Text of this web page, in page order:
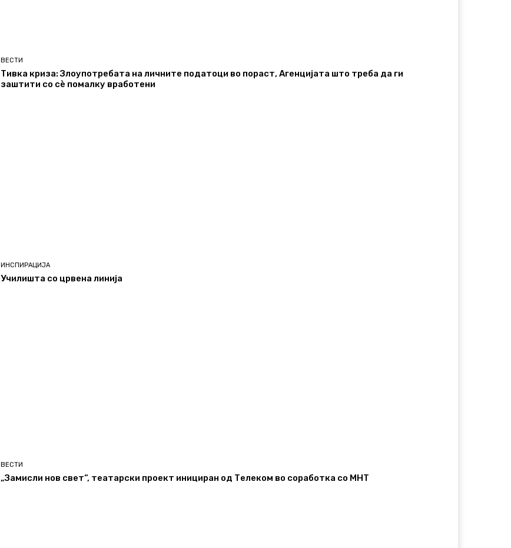
ВЕСТИ
Тивка криза: Злоупотребата на личните податоци во пораст, Агенцијата што треба да ги
заштити со сѐ помалку вработени
ИНСПИРАЦИЈА
Училишта со црвена линија
ВЕСТИ
„Замисли нов свет“, театарски проект инициран од Телеком во соработка со МНТ